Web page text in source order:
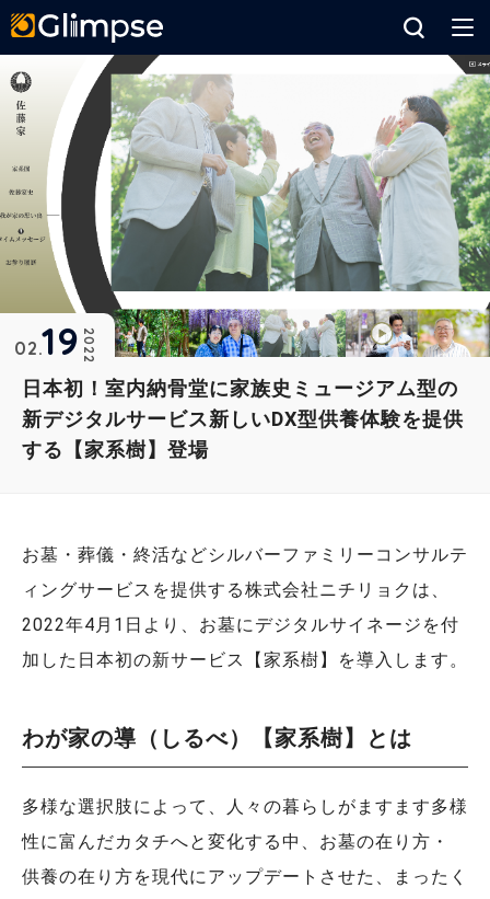
日本初！室内納骨堂に家族史ミュージアム型の
新デジタルサービス新しいDX型供養体験を提供
する【家系樹】登場
2022
02 19
お墓・葬儀・終活などシルバーファミリーコンサルテ
ィングサービスを提供する株式会社ニチリョクは、
2022年4月1日より、お墓にデジタルサイネージを付
加した日本初の新サービス【家系樹】を導入します。
わが家の導（しるべ）【家系樹】とは
多様な選択肢によって、人々の暮らしがますます多様
性に富んだカタチへと変化する中、お墓の在り方・
供養の在り方を現代にアップデートさせた、まったく